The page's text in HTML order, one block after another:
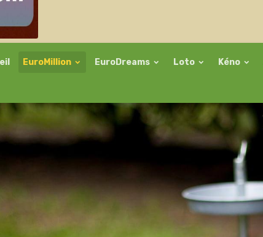
EuroMillion EuroDreams Loto Kéno